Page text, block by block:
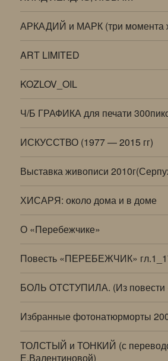
АРКАДИЙ и МАРК (три момента
ART LIMITED
KOZLOV_OIL
Ч/Б ГРАФИКА для печати
ИСКУССТВО (1977 — 2015 гг)
Выставка живописи
ХИСАРЯ: около дома и в доме
О «Перебежчике»
Повесть «ПЕРЕБЕЖЧИК»
БОЛЬ ОТСТУПИЛА. (Из повести
Избранные фотонатюрморты
ТОЛСТЫЙ и ТОНКИЙ (с
Е.Валентиновой)